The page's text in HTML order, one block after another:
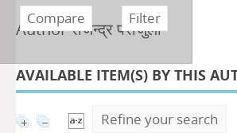
Author राजेन्द्र पराजुली
AVAILABLE ITEM(S) BY THIS
Refine your search